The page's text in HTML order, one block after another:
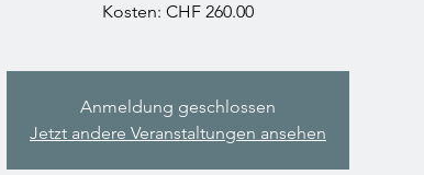
Kosten: CHF 260.00
Anmeldung geschlossen
Jetzt andere Veranstaltungen ansehen